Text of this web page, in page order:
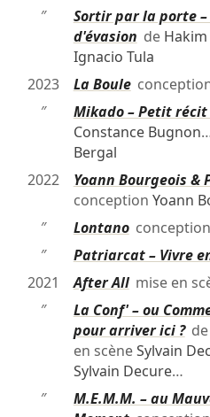
″
Sortir par la porte
d'évasion de Hakim
Ignacio Tula
2023
La Boule
″
Mikado – Petit
Constance Bugnon
Bergal
2022
Yoann Bourgeois &
conception Yoann
″
Lontanoconception
″
Patriarcat – Vivre
2021
After Allmise en
″
La Conf' – ou
pour arriver ici ?de
en scèneSylvain
Sylvain Decure…
″
M.E.M.M. – au